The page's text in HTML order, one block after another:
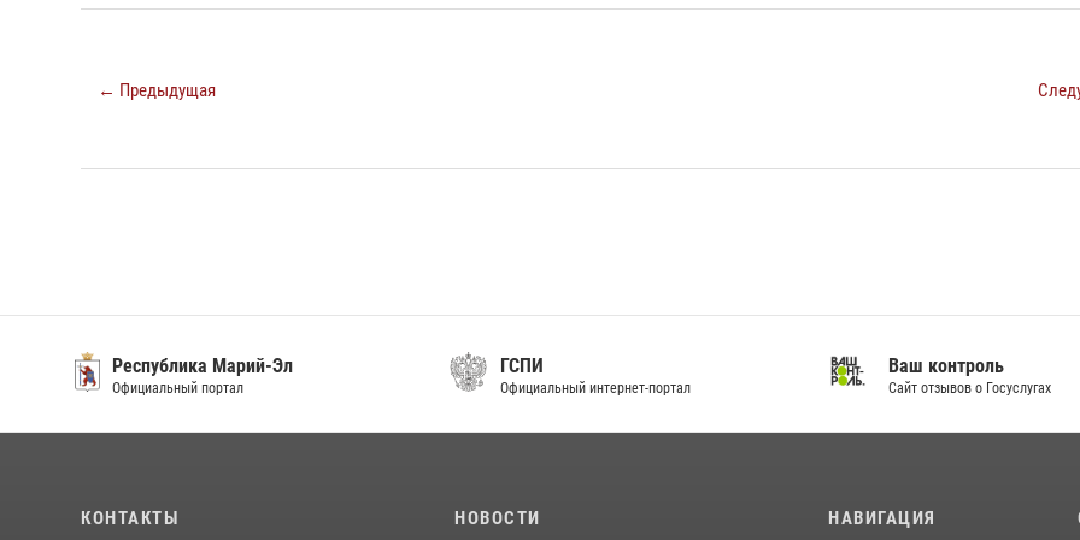
← Предыдущая
Республика Марий-Эл
Официальный портал
ГСПИ
Официальный интернет-портал
Ваш контроль
Сайт отзывов о Госуслугах
КОНТАКТЫ НОВОСТИ НАВИГАЦИЯ